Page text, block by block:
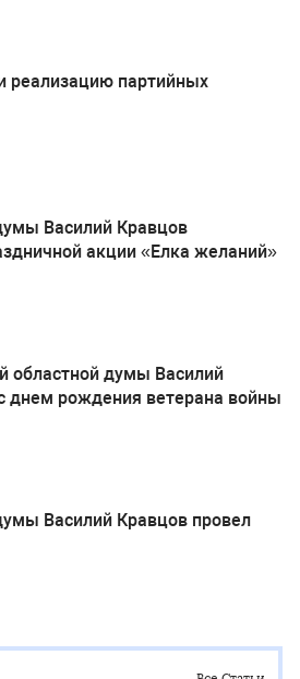
реализацию партийных
Василий Кравцов
акции «Елка желаний»
областной думы Василий
днем рождения ветерана войны
Василий Кравцов провел